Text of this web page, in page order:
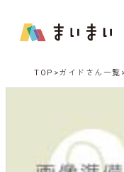
TOP ガイドさん一覧